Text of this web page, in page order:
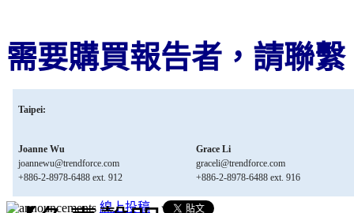
需要購買報告者，請聯繫
Taipei:
Joanne Wu
joannewu@trendforce.com
+886-2-8978-6488 ext. 912
Grace Li
graceli@trendforce.com
+886-2-8978-6488 ext. 916
線上投稿